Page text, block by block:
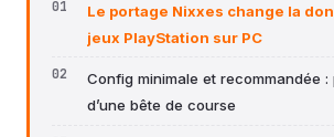
Le portage Nixxes change la
jeux PlayStation sur PC
Config minimale et recommandée :
d’une bête de course